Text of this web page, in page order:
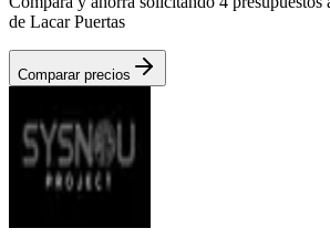
de Lacar Puertas
Comparar precios